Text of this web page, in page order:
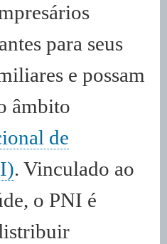
para seus
e possam
âmbito
de
. Vinculado ao
o PNI é